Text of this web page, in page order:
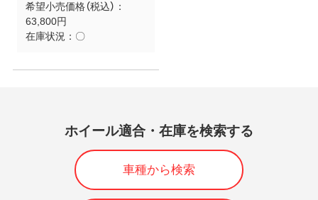
希望小売価格（税込）：
63,800円
在庫状況： 〇
ホイール適合・在庫を検索する
車種から検索